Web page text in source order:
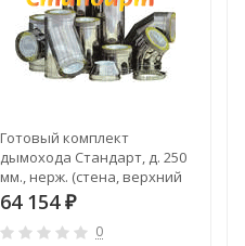
Готовый комплект
дымохода Стандарт, д. 250
мм., нерж. (стена, верхний
выход)
64 154₽
0